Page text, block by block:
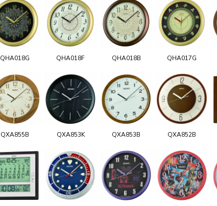
QHA018G QHA018F QHA018B QHA017G
QXA855B QXA853K QXA853B QXA852B